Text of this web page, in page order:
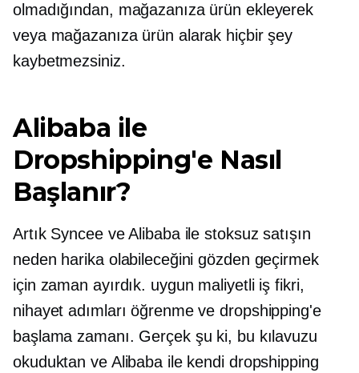
olmadığından, mağazanıza ürün ekleyerek
veya mağazanıza ürün alarak hiçbir şey
kaybetmezsiniz.
Alibaba ile
Dropshipping'e Nasıl
Başlanır?
Artık Syncee ve Alibaba ile stoksuz satışın
neden harika olabileceğini gözden geçirmek
için zaman ayırdık. uygun maliyetliiş fikri,
nihayet adımları öğrenme ve dropshipping'e
başlama zamanı. Gerçek şu ki, bu kılavuzu
okuduktan ve Alibaba ile kendi dropshipping